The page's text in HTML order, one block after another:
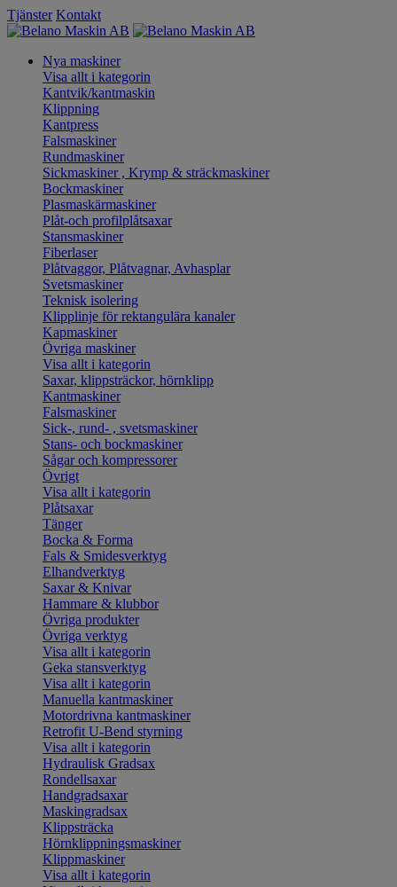
Tjänster Kontakt
Nya maskiner
Visa allt i kategorin
Kantvik/kantmaskin
Klippning
Kantpress
Falsmaskiner
Rundmaskiner
Sickmaskiner , Krymp & sträckmaskiner
Bockmaskiner
Plasmaskärmaskiner
Plåt-och profilplåtsaxar
Stansmaskiner
Fiberlaser
Plåtvaggor, Plåtvagnar, Avhasplar
Svetsmaskiner
Teknisk isolering
Klipplinje för rektangulära kanaler
Kapmaskiner
Övriga maskiner
Visa allt i kategorin
Saxar, klippsträckor, hörnklipp
Kantmaskiner
Falsmaskiner
Sick-, rund- , svetsmaskiner
Stans- och bockmaskiner
Sågar och kompressorer
Övrigt
Visa allt i kategorin
Plåtsaxar
Tänger
Bocka & Forma
Fals & Smidesverktyg
Elhandverktyg
Saxar & Knivar
Hammare & klubbor
Övriga produkter
Övriga verktyg
Visa allt i kategorin
Geka stansverktyg
Visa allt i kategorin
Manuella kantmaskiner
Motordrivna kantmaskiner
Retrofit U-Bend styrning
Visa allt i kategorin
Hydraulisk Gradsax
Rondellsaxar
Handgradsaxar
Maskingradsax
Klippsträcka
Hörnklippningsmaskiner
Klippmaskiner
Visa allt i kategorin